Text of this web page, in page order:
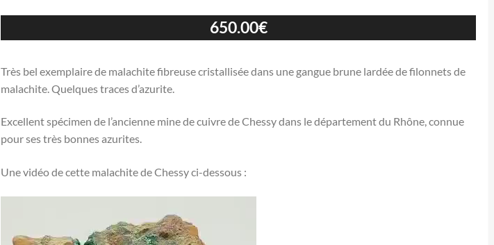
650.00€
Très bel exemplaire de malachite fibreuse cristallisée dans une gangue brune lardée de filonnets de
malachite. Quelques traces d’azurite.
Excellent spécimen de l’ancienne mine de cuivre de Chessy dans le département du Rhône, connue
pour ses très bonnes azurites.
Une vidéo de cette malachite de Chessy ci-dessous :